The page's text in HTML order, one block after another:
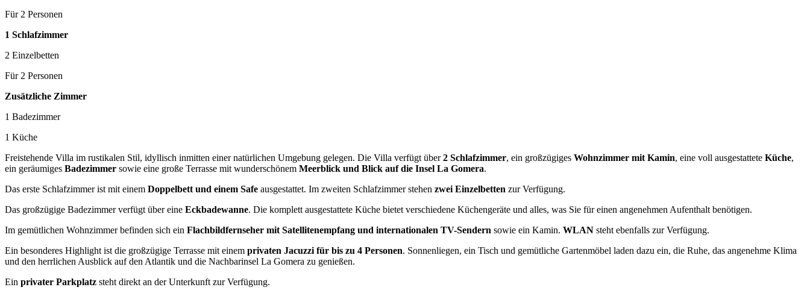
Für 2 Personen
1 Schlafzimmer
2 Einzelbetten
Für 2 Personen
Zusätzliche Zimmer
1 Badezimmer
1 Küche
Freistehende Villa im rustikalen Stil, idyllisch inmitten einer natürlichen Umgebung gelegen. Die Villa verfügt über2 Schlafzimmer, ein großzügiges Wohnzimmer mit Kamin, eine voll ausgestattete Küche,
ein geräumiges Badezimmer sowie eine große Terrasse mit wunderschönem Meerblick und Blick auf die Insel La Gomera.
Das erste Schlafzimmer ist mit einem Doppelbett und einem Safe ausgestattet. Im zweiten Schlafzimmer stehen zwei Einzelbetten zur Verfügung.
Das großzügige Badezimmer verfügt über eine Eckbadewanne. Die komplett ausgestattete Küche bietet verschiedene Küchengeräte und alles, was Sie für einen angenehmen Aufenthalt benötigen.
Im gemütlichen Wohnzimmer befinden sich ein Flachbildfernseher mit Satellitenempfang und internationalen TV-Sendern sowie ein Kamin. WLAN steht ebenfalls zur Verfügung.
Ein besonderes Highlight ist die großzügige Terrasse mit einem privaten Jacuzzi für bis zu 4 Personen. Sonnenliegen, ein Tisch und gemütliche Gartenmöbel laden dazu ein, die Ruhe, das angenehme Klima
und den herrlichen Ausblick auf den Atlantik und die Nachbarinsel La Gomera zu genießen.
Ein privater Parkplatz steht direkt an der Unterkunft zur Verfügung.